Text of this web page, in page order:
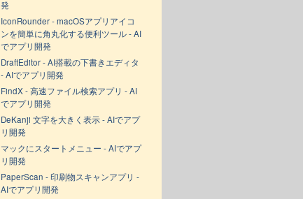
発
IconRounder - macOSアプリアイコ
ンを簡単に角丸化する便利ツール - AI
でアプリ開発
DraftEditor - AI搭載の下書きエディタ
- AIでアプリ開発
FindX - 高速ファイル検索アプリ - AI
でアプリ開発
DeKanji 文字を大きく表示 - AIでアプ
リ開発
マックにスタートメニュー - AIでアプ
リ開発
PaperScan - 印刷物スキャンアプリ -
AIでアプリ開発